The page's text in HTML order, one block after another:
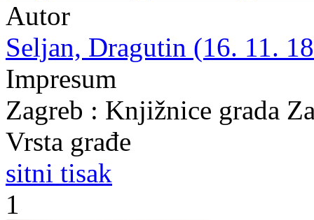
Autor
Seljan, Dragutin (16. 11.
Impresum
Zagreb : Knjižnice grada
Vrsta građe
sitni tisak
1